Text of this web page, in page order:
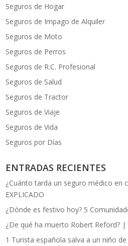
Seguros de Hogar
Seguros de Impago de Alquiler
Seguros de Moto
Seguros de Perros
Seguros de R.C. Profesional
Seguros de Salud
Seguros de Tractor
Seguros de Viaje
Seguros de Vida
Seguros por Días
ENTRADAS RECIENTES
¿Cuánto tarda un seguro médico en
EXPLICADO
¿Dónde es festivo hoy? 5
¿De qué ha muerto Robert Reford?
1 Turista española salva a un niño